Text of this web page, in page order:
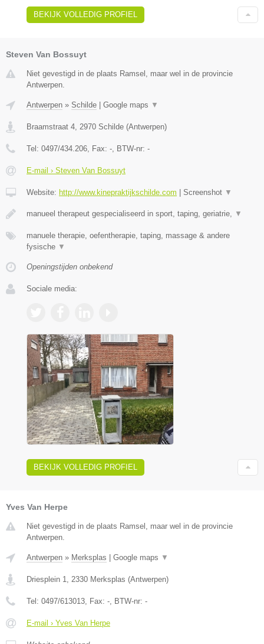
BEKIJK VOLLEDIG PROFIEL
Steven Van Bossuyt
Niet gevestigd in de plaats Ramsel, maar wel in de provincie
Antwerpen.
Antwerpen » Schilde Google maps ▼
Braamstraat 4, 2970 Schilde (Antwerpen)
Tel: 0497/434.206, Fax: -, BTW-nr: -
E-mail › Steven Van Bossuyt
Website: http://www.kinepraktijkschilde.com Screenshot ▼
manueel therapeut gespecialiseerd in sport, taping, geriatrie, ▼
manuele therapie, oefentherapie, taping, massage & andere
fysische ▼
Openingstijden onbekend
Sociale media:
BEKIJK VOLLEDIG PROFIEL
Yves Van Herpe
Niet gevestigd in de plaats Ramsel, maar wel in de provincie
Antwerpen.
Antwerpen » Merksplas | Google maps ▼
Driesplein 1 2330 Merksplas (Antwerpen)
Tel: 0497/613013 , Fax: - , BTW-nr: -
E-mail › Yves Van Herpe